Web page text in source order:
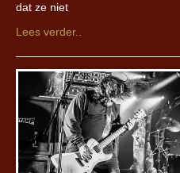
dat ze niet
Lees verder..